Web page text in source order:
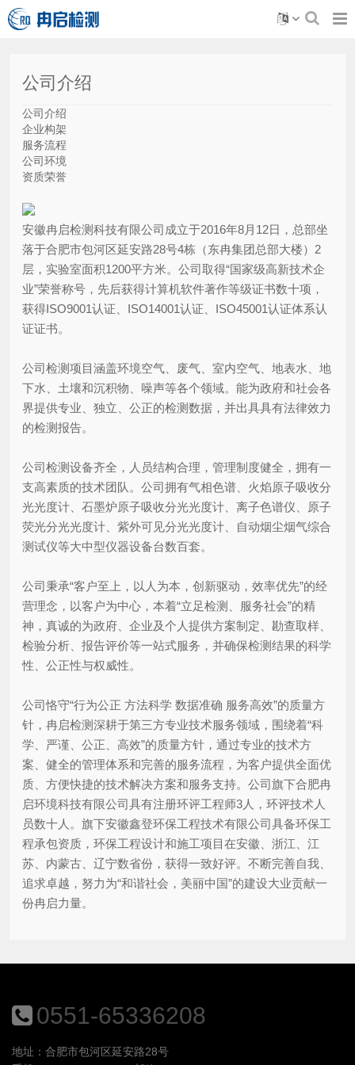
公司介绍
公司介绍
企业构架
服务流程
公司环境
资质荣誉
安徽冉启检测科技有限公司成立于2016年8月12日，总部坐
落于合肥市包河区延安路28号4栋（东冉集团总部大楼）2
层，实验室面积1200平方米。公司取得“国家级高新技术企
业”荣誉称号，先后获得计算机软件著作等级证书数十项，
获得ISO9001认证、ISO14001认证、ISO45001认证体系认
证证书。
公司检测项目涵盖环境空气、废气、室内空气、地表水、地
下水、土壤和沉积物、噪声等各个领域。能为政府和社会各
界提供专业、独立、公正的检测数据，并出具具有法律效力
的检测报告。
公司检测设备齐全，人员结构合理，管理制度健全，拥有一
支高素质的技术团队。公司拥有气相色谱、火焰原子吸收分
光光度计、石墨炉原子吸收分光光度计、离子色谱仪、原子
荧光分光光度计、紫外可见分光光度计、自动烟尘烟气综合
测试仪等大中型仪器设备台数百套。
公司秉承“客户至上，以人为本，创新驱动，效率优先”的经
营理念，以客户为中心，本着“立足检测、服务社会”的精
神，真诚的为政府、企业及个人提供方案制定、勘查取样、
检验分析、报告评价等一站式服务，并确保检测结果的科学
性、公正性与权威性。
公司恪守“行为公正 方法科学 数据准确 服务高效”的质量方
针，冉启检测深耕于第三方专业技术服务领域，围绕着“科
学、严谨、公正、高效”的质量方针，通过专业的技术方
案、健全的管理体系和完善的服务流程，为客户提供全面优
质、方便快捷的技术解决方案和服务支持。公司旗下合肥冉
启环境科技有限公司具有注册环评工程师3人，环评技术人
员数十人。旗下安徽鑫登环保工程技术有限公司具备环保工
程承包资质，环保工程设计和施工项目在安徽、浙江、江
苏、内蒙古、辽宁数省份，获得一致好评。不断完善自我、
追求卓越，努力为“和谐社会，美丽中国”的建设大业贡献一
份冉启力量。
0551-65336208
地址：合肥市包河区延安路28号